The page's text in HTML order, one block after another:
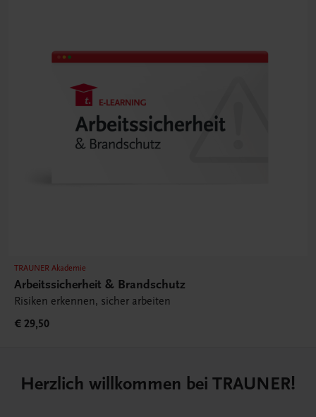
TRAUNER Akademie
Arbeitssicherheit & Brandschutz
Risiken erkennen, sicher arbeiten
€ 29,50
Herzlich willkommen bei TRAUNER!